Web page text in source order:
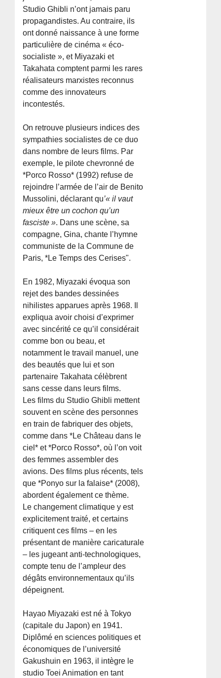
Studio Ghibli n’ont jamais paru
propagandistes. Au contraire, ils
ont donné naissance à une forme
particulière de cinéma « éco-
socialiste », et Miyazaki et
Takahata comptent parmi les rares
réalisateurs marxistes reconnus
comme des innovateurs
incontestés.
On retrouve plusieurs indices des
sympathies socialistes de ce duo
dans nombre de leurs films. Par
exemple, le pilote chevronné de
*Porco Rosso* (1992) refuse de
rejoindre l’armée de l’air de Benito
Mussolini, déclarant qu’« il vaut
mieux être un cochon qu’un
fasciste ». Dans une scène, sa
compagne, Gina, chante l’hymne
communiste de la Commune de
Paris, *Le Temps des Cerises".
En 1982, Miyazaki évoqua son
rejet des bandes dessinées
nihilistes apparues après 1968. Il
expliqua avoir choisi d’exprimer
avec sincérité ce qu’il considérait
comme bon ou beau, et
notamment le travail manuel, une
des beautés que lui et son
partenaire Takahata célèbrent
sans cesse dans leurs films.
Les films du Studio Ghibli mettent
souvent en scène des personnes
en train de fabriquer des objets,
comme dans *Le Château dans le
ciel* et *Porco Rosso*, où l’on voit
des femmes assembler des
avions. Des films plus récents, tels
que *Ponyo sur la falaise* (2008),
abordent également ce thème.
Le changement climatique y est
explicitement traité, et certains
critiquent ces films – en les
présentant de manière caricaturale
– les jugeant anti-technologiques,
compte tenu de l’ampleur des
dégâts environnementaux qu’ils
dépeignent.
Hayao Miyazaki est né à Tokyo
(capitale du Japon) en 1941.
Diplômé en sciences politiques et
économiques de l’université
Gakushuin en 1963, il intègre le
studio Toei Animation en tant